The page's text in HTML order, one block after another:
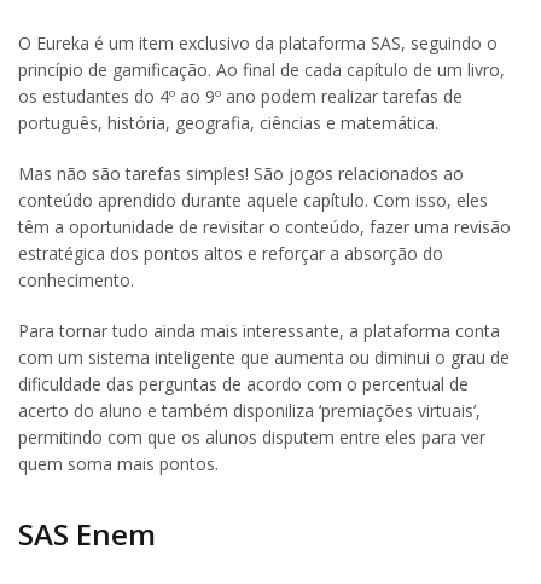
O Eureka é um item exclusivo da plataforma SAS, seguindo o
princípio de gamificação. Ao final de cada capítulo de um livro,
os estudantes do 4º ao 9º ano podem realizar tarefas de
português, história, geografia, ciências e matemática.
Mas não são tarefas simples! São jogos relacionados ao
conteúdo aprendido durante aquele capítulo. Com isso, eles
têm a oportunidade de revisitar o conteúdo, fazer uma revisão
estratégica dos pontos altos e reforçar a absorção do
conhecimento.
Para tornar tudo ainda mais interessante, a plataforma conta
com um sistema inteligente que aumenta ou diminui o grau de
dificuldade das perguntas de acordo com o percentual de
acerto do aluno e também disponiliza ‘premiações virtuais’,
permitindo com que os alunos disputem entre eles para ver
quem soma mais pontos.
SAS Enem